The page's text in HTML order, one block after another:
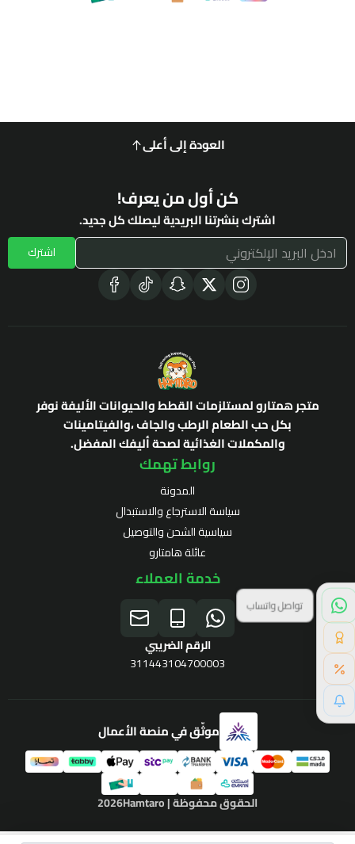
العودة إلى أعلى
كن أول من يعرف!
اشترك بنشرتنا البريدية ليصلك كل جديد.
اشترك
متجر همتارو لمستلزمات القطط والحيوانات الأليفة نوفر
بكل حب الطعام الرطب والجاف ،والفيتامينات
والمكملات الغذائية لصحة أليفك المفضل.
روابط تهمك
المدونة
سياسة الاسترجاع والاستبدال
سياسية الشحن والتوصيل
عائلة هامتارو
خدمة العملاء
الرقم الضريبي
311443104700003
موثّق في منصة الأعمال
الحقوق محفوظة | 2026Hamtaro
برنامج الولاء